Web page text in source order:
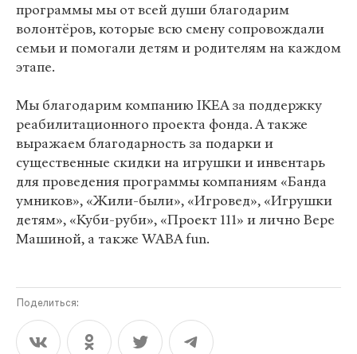
программы мы от всей души благодарим
волонтёров, которые всю смену сопровождали
семьи и помогали детям и родителям на каждом
этапе.
Мы благодарим компанию IKEA за поддержку
реабилитационного проекта фонда. А также
выражаем благодарность за подарки и
существенные скидки на игрушки и инвентарь
для проведения программы компаниям «Банда
умников», «Жили-были», «Игровед», «Игрушки
детям», «Куби-руби», «Проект 111» и лично Вере
Машиной, а также WABA fun.
Поделиться: